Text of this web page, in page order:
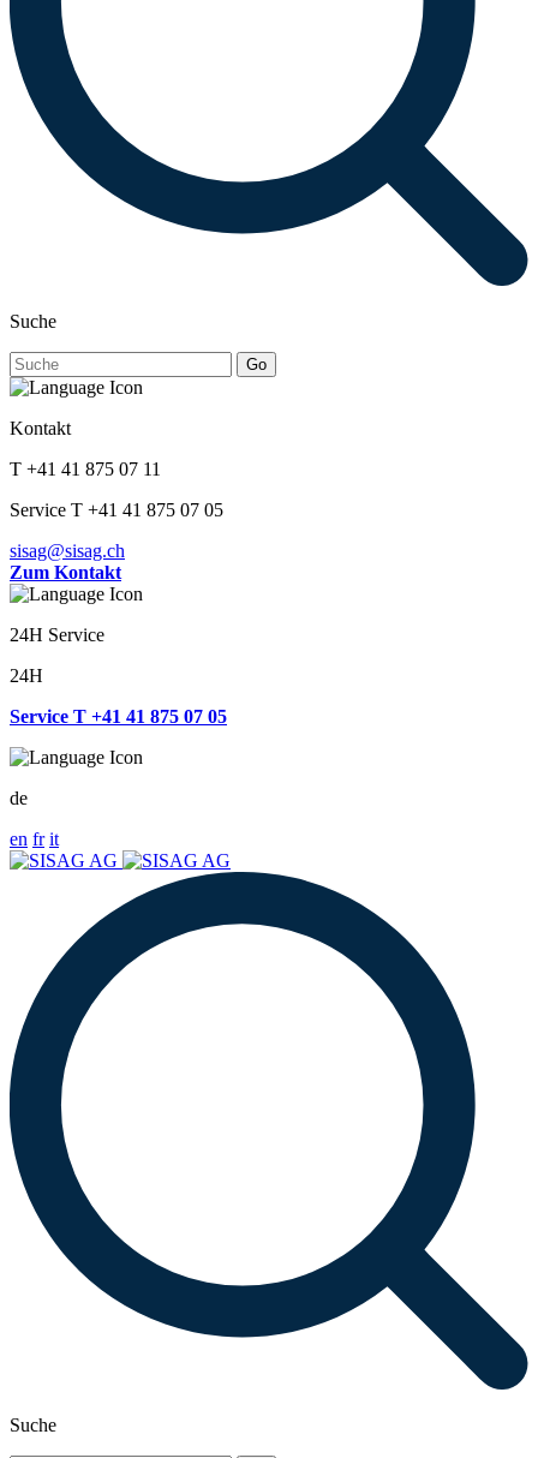
Suche
Go
Kontakt
T +41 41 875 07 11
Service T +41 41 875 07 05
sisag@sisag.ch
Zum Kontakt
24H Service
24H
Service T +41 41 875 07 05
de
en fr it
Suche